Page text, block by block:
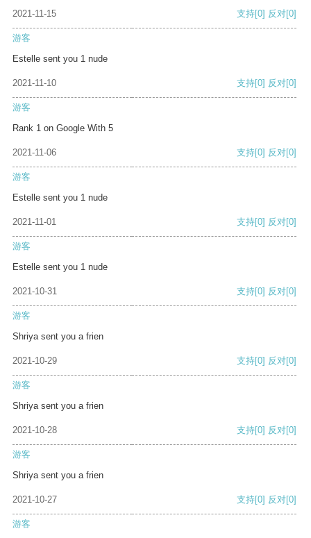
2021-11-15 支持[0] 反对[0]
游客
Estelle sent you 1 nude
2021-11-10 支持[0] 反对[0]
游客
Rank 1 on Google With 5
2021-11-06 支持[0] 反对[0]
游客
Estelle sent you 1 nude
2021-11-01 支持[0] 反对[0]
游客
Estelle sent you 1 nude
2021-10-31 支持[0] 反对[0]
游客
Shriya sent you a frien
2021-10-29 支持[0] 反对[0]
游客
Shriya sent you a frien
2021-10-28 支持[0] 反对[0]
游客
Shriya sent you a frien
2021-10-27 支持[0] 反对[0]
游客